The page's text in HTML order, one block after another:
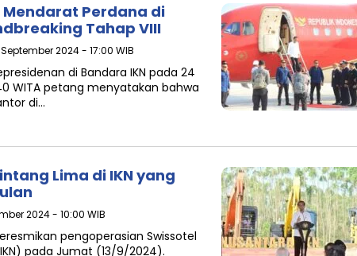
Mendarat Perdana di
Tahap VIII
2024 - 17:00 WIB
di Bandara IKN pada 24
WITA petang menyatakan bahwa
di…
Lima di IKN yang
2024 - 10:00 WIB
pengoperasian Swissotel
pada Jumat (13/9/2024).